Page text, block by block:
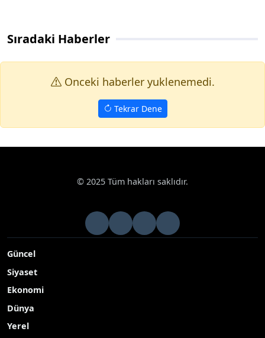
Sıradaki Haberler
Onceki haberler yuklenemedi.
Tekrar Dene
© 2025 Tüm hakları saklıdır.
Güncel
Siyaset
Ekonomi
Dünya
Yerel